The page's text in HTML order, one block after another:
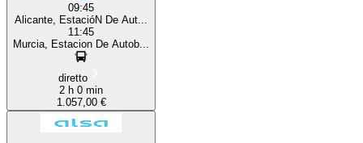
09:45
Alicante, EstacióN De Aut...
11:45
Murcia, Estacion De Autob...
diretto
2 h 0 min
1.057,00 €